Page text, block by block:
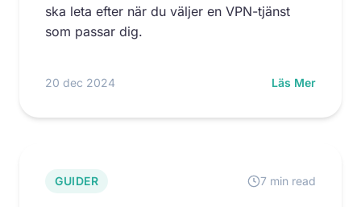
ska leta efter när du väljer en VPN-tjänst
som passar dig.
20 dec 2024 Läs Mer
GUIDER 7 min read